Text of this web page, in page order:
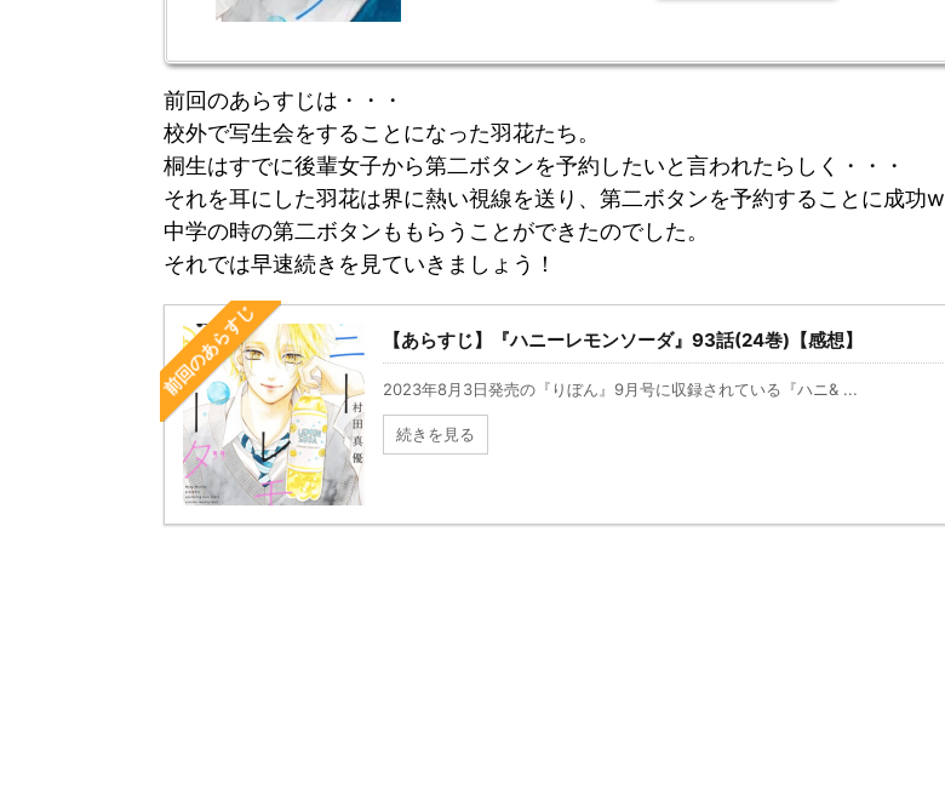
前回のあらすじは・・・
校外で写生会をすることになった羽花たち。
桐生はすでに後輩女子から第二ボタンを予約したいと言われたらしく・・・
それを耳にした羽花は界に熱い視線を送り、第二ボタンを予約することに成功w
中学の時の第二ボタンももらうことができたのでした。
それでは早速続きを見ていきましょう！
前回のあらすじ 【あらすじ】『ハニーレモンソーダ』93話(24巻)【感想】
2023年8月3日発売の『りぼん』9月号に収録されている『ハニ& ...
続きを見る